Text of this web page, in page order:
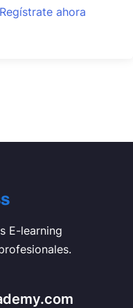
Regístrate ahora
E-learning